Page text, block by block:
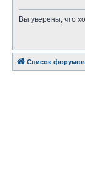
Вы уверены, что
Список форумов